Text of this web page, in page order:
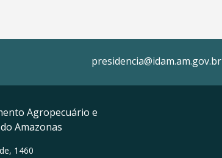
presidencia@idam.am.gov.br
Agropecuário e
Amazonas
1460